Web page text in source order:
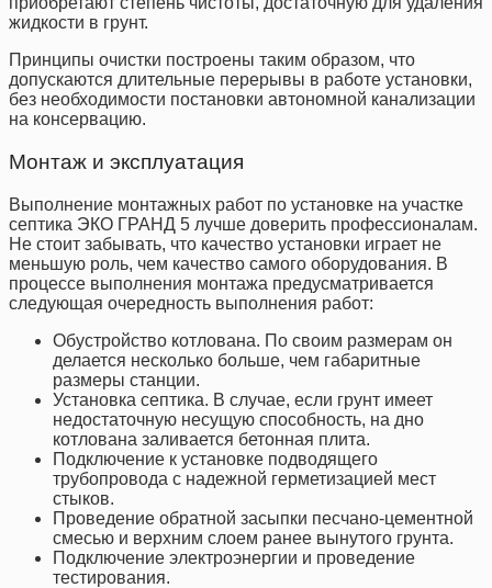
жидкости в грунт.
Принципы очистки построены таким образом, что
допускаются длительные перерывы в работе установки,
без необходимости постановки автономной канализации
на консервацию.
Монтаж и эксплуатация
Выполнение монтажных работ по установке на участке
септика ЭКО ГРАНД 5 лучше доверить профессионалам.
Не стоит забывать, что качество установки играет не
меньшую роль, чем качество самого оборудования. В
процессе выполнения монтажа предусматривается
следующая очередность выполнения работ:
Обустройство котлована. По своим размерам он
делается несколько больше, чем габаритные
размеры станции.
Установка септика. В случае, если грунт имеет
недостаточную несущую способность, на дно
котлована заливается бетонная плита.
Подключение к установке подводящего
трубопровода с надежной герметизацией мест
стыков.
Проведение обратной засыпки песчано-цементной
смесью и верхним слоем ранее вынутого грунта.
Подключение электроэнергии и проведение
тестирования.